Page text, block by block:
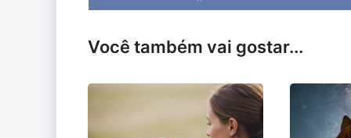
Você também vai gostar...